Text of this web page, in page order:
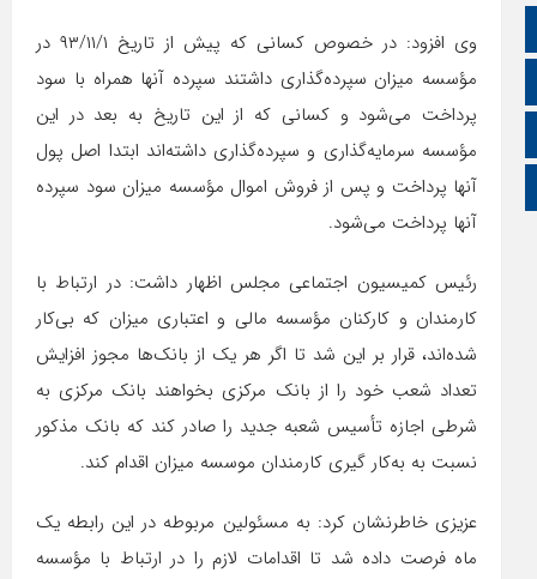
اطلاعات سایت
زبان انگلیسی
زبان عربی
وی افزود: در خصوص کسانی که پیش از تاریخ ۹۳/۱۱/۱ در
مؤسسه میزان سپرده‌گذاری داشتند سپرده آنها همراه با سود
پرداخت می‌شود و کسانی که از این تاریخ به بعد در این
مؤسسه سرمایه‌گذاری و سپرده‌گذاری داشته‌اند ابتدا اصل پول
آنها پرداخت و پس از فروش اموال مؤسسه میزان سود سپرده
آنها پرداخت می‌شود.
رئیس کمیسیون اجتماعی مجلس اظهار داشت: در ارتباط با
کارمندان و کارکنان مؤسسه مالی و اعتباری میزان که بی‌کار
شده‌اند، قرار بر این شد تا اگر هر یک از بانک‌ها مجوز افزایش
تعداد شعب خود را از بانک مرکزی بخواهند بانک مرکزی به
شرطی اجازه تأسیس شعبه جدید را صادر کند که بانک مذکور
نسبت به به‌کار گیری کارمندان موسسه میزان اقدام کند.
عزیزی خاطرنشان کرد: به مسئولین مربوطه در این رابطه یک
ماه فرصت داده شد تا اقدامات لازم را در ارتباط با مؤسسه